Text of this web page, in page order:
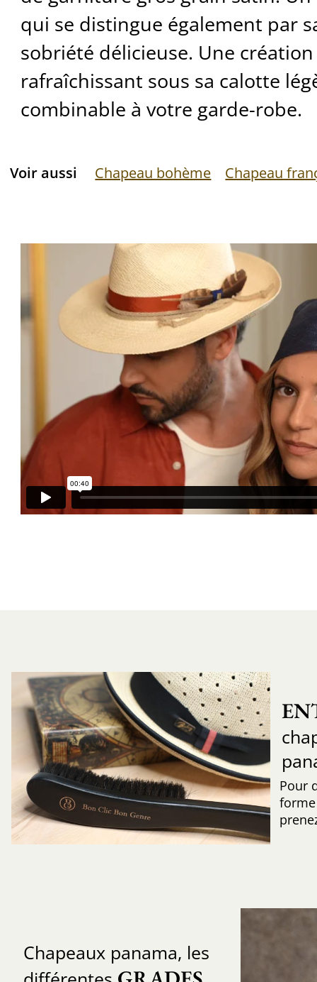
qui se distingue également par
sobriété délicieuse. Une
rafraîchissant sous sa calotte
combinable à votre garde-robe.
Voir aussi Chapeau bohème Chapeau
Pour
Chapeaux panama, les